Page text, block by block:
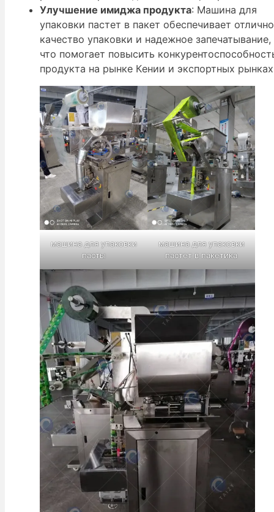
Улучшение имиджа продукта: Машина для
упаковки пастет в пакет обеспечивает
качество упаковки и надежное запечатывание,
что помогает повысить
продукта на рынке Кении и экспортных
машина для упаковки
пасты
машина для упаковки
пастет в пакетика